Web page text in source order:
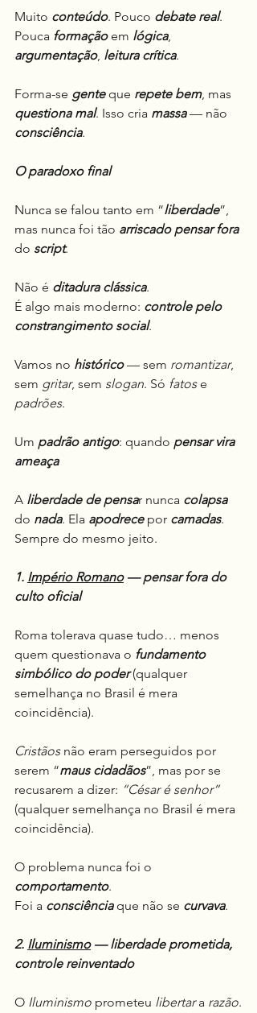
Muito conteúdo. Pouco debate real.
Pouca formação em lógica,
argumentação, leitura crítica.
Forma-se gente que repete bem, mas
questiona mal. Isso cria massa — não
consciência.
O paradoxo final
Nunca se falou tanto em “liberdade”,
mas nunca foi tão arriscado pensar fora
do script.
Não é ditadura clássica.
É algo mais moderno: controle pelo
constrangimento social.
Vamos no histórico — sem romantizar,
sem gritar, sem slogan. Só fatos e
padrões.
Um padrão antigo: quando pensar vira
ameaça
A liberdade de pensar nunca colapsa
do nada. Ela apodrece por camadas.
Sempre do mesmo jeito.
1. Império Romano — pensar fora do
culto oficial
Roma tolerava quase tudo… menos
quem questionava o fundamento
simbólico do poder (qualquer
semelhança no Brasil é mera
coincidência).
Cristãos não eram perseguidos por
serem “maus cidadãos”, mas por se
recusarem a dizer: “César é senhor”
(qualquer semelhança no Brasil é mera
coincidência).
O problema nunca foi o
comportamento.
Foi a consciência que não se curvava.
2. Iluminismo — liberdade prometida,
controle reinventado
O Iluminismo prometeu libertar a razão.